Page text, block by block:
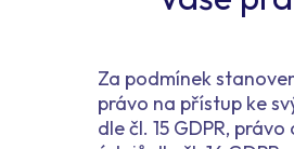
Za podmínek
právo na přístup ke
dle čl. 15 GDPR,